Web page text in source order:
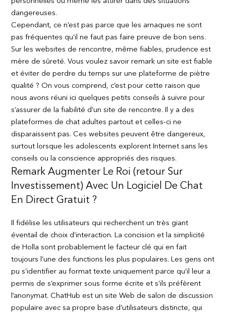
dangereuses.
Cependant, ce n’est pas parce que les arnaques ne sont
pas fréquentes qu’il ne faut pas faire preuve de bon sens.
Sur les websites de rencontre, même fiables, prudence est
mère de sûreté. Vous voulez savoir remark un site est fiable
et éviter de perdre du temps sur une plateforme de piètre
qualité ? On vous comprend, c’est pour cette raison que
nous avons réuni ici quelques petits conseils à suivre pour
s’assurer de la fiabilité d’un site de rencontre. Il y a des
plateformes de chat adultes partout et celles-ci ne
disparaissent pas. Ces websites peuvent être dangereux,
surtout lorsque les adolescents explorent Internet sans les
conseils ou la conscience appropriés des risques.
Remark Augmenter Le Roi (retour Sur
Investissement) Avec Un Logiciel De Chat
En Direct Gratuit ?
Il fidélise les utilisateurs qui recherchent un très giant
éventail de choix d’interaction. La concision et la simplicité
de Holla sont probablement le facteur clé qui en fait
toujours l’une des functions les plus populaires. Les gens ont
pu s’identifier au format texte uniquement parce qu’il leur a
permis de s’exprimer sous forme écrite et s’ils préfèrent
l’anonymat. ChatHub est un site Web de salon de discussion
populaire avec sa propre base d’utilisateurs distincte, qui